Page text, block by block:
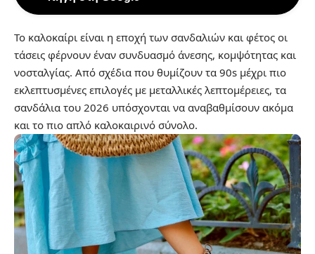
Το καλοκαίρι είναι η εποχή των σανδαλιών και φέτος οι
τάσεις φέρνουν έναν συνδυασμό άνεσης, κομψότητας και
νοσταλγίας. Από σχέδια που θυμίζουν τα 90s μέχρι πιο
εκλεπτυσμένες επιλογές με μεταλλικές λεπτομέρειες, τα
σανδάλια του 2026 υπόσχονται να αναβαθμίσουν ακόμα
και το πιο απλό καλοκαιρινό σύνολο.